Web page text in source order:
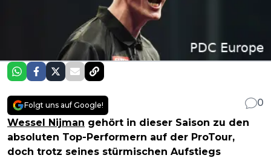
Folgt uns auf Google!
0
Wessel Nijman gehört in dieser Saison zu den
absoluten Top-Performern auf der ProTour,
doch trotz seines stürmischen Aufstiegs